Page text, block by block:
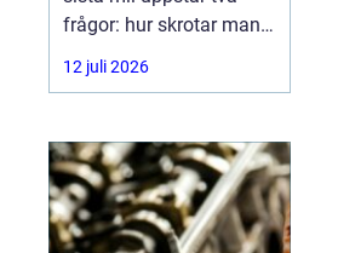
frågor: hur skrotar man
den på ett korrekt sätt,
och hur tar man tillvara
fortfarande fungerar? I
storstadsområdet kring
Stockholm har behovet
av
12 juli 2026